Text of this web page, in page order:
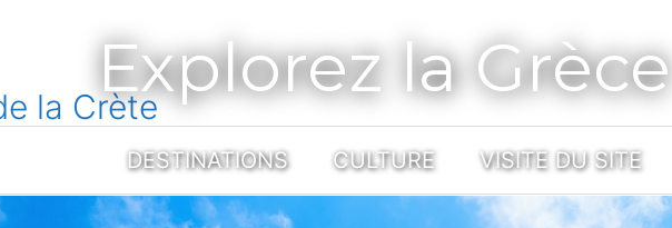
Explorez la Grèce
DESTINATIONS CULTURE VISITE DU SITE
la Crète